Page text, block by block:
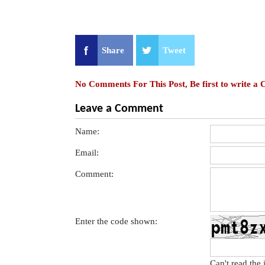
Share Tweet
No Comments For This Post, Be first to write a
Leave a Comment
Name:
Email:
Comment:
Enter the code shown: